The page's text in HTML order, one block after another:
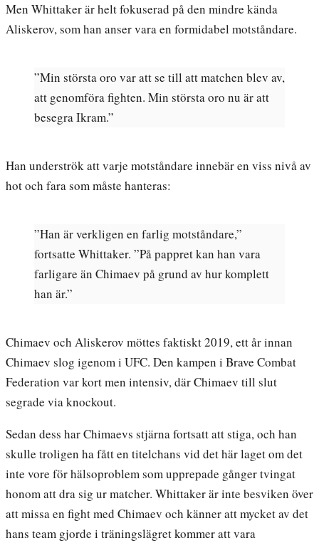
Men Whittaker är helt fokuserad på den mindre kända
Aliskerov, som han anser vara en formidabel motståndare.
”Min största oro var att se till att matchen blev av,
att genomföra fighten. Min största oro nu är att
besegra Ikram.”
Han underströk att varje motståndare innebär en viss nivå av
hot och fara som måste hanteras:
”Han är verkligen en farlig motståndare,”
fortsatte Whittaker. ”På pappret kan han vara
farligare än Chimaev på grund av hur komplett
han är.”
Chimaev och Aliskerov möttes faktiskt 2019, ett år innan
Chimaev slog igenom i UFC. Den kampen i Brave Combat
Federation var kort men intensiv, där Chimaev till slut
segrade via knockout.
Sedan dess har Chimaevs stjärna fortsatt att stiga, och han
skulle troligen ha fått en titelchans vid det här laget om det
inte vore för hälsoproblem som upprepade gånger tvingat
honom att dra sig ur matcher. Whittaker är inte besviken över
att missa en fight med Chimaev och känner att mycket av det
hans team gjorde i träningslägret kommer att vara